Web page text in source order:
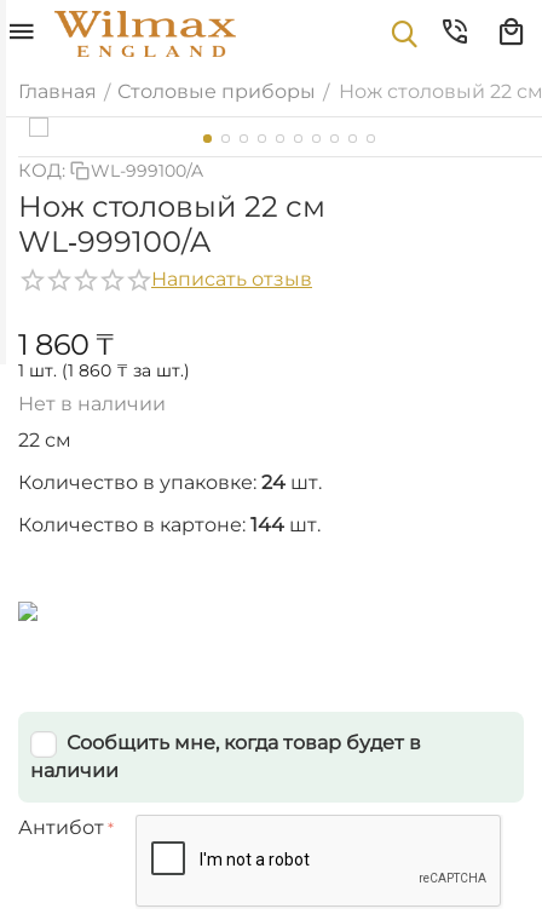
Главная / Столовые приборы / Нож столовый 22
КОД: WL-999100/A
Нож столовый 22 см
WL‑999100/A
Написать отзыв
1 860 ₸
1 шт. (1 860 ₸ за шт.)
Нет в наличии
22 см
Количество в упаковке: 24 шт.
Количество в картоне: 144 шт.
Сообщить мне, когда товар будет в
наличии
Антибот